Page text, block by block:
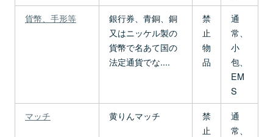
貨幣、手形等
銀行券、青銅、銅
又はニッケル製の
貨幣で名あて国の
法定通貨でな....
禁
止
物
品
通
常、
小
包、
EM
S
マッチ
黄りんマッチ
禁
止
通
常、